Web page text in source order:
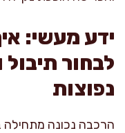
ידע מעשי:
לבחור תיבול
נפוצות
הרכבה נכונה